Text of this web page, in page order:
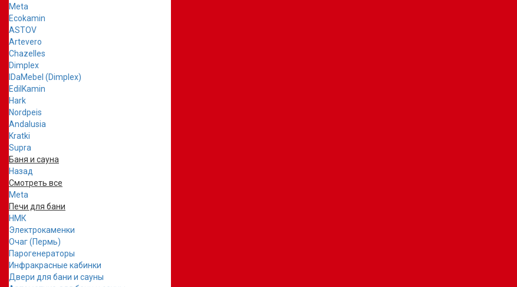
Meta
Ecokamin
ASTOV
Artevero
Chazelles
Dimplex
IDaMebel (Dimplex)
EdilKamin
Hark
Nordpeis
Andalusia
Kratki
Supra
Баня и сауна
Назад
Смотреть все
Meta
Печи для бани
НМК
Электрокаменки
Очаг (Пермь)
Парогенераторы
Инфракрасные кабинки
Двери для бани и сауны